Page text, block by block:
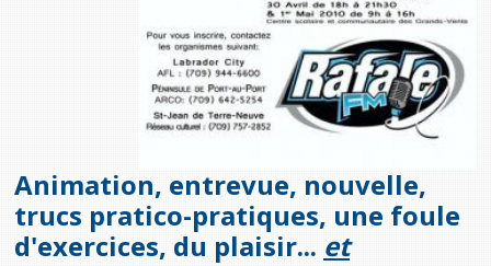
Pamela Tucker
Anastasia Knudsen
Brian Kizner
Animation, entrevue, nouvelle,
trucs pratico-pratiques, une foule
d'exercices, du plaisir... et